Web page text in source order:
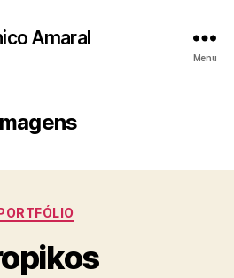
Amaral
Menu
Categorias